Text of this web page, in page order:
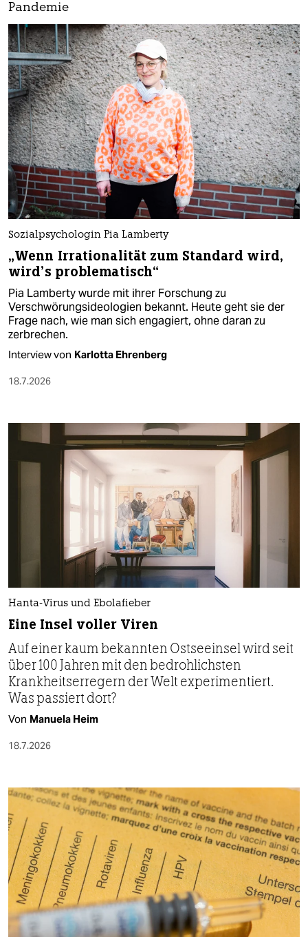
Pandemie
Sozialpsychologin Pia Lamberty
„Wenn Irrationalität zum Standard wird,
wird’s problematisch“
Pia Lamberty wurde mit ihrer Forschung zu
Verschwörungsideologien bekannt. Heute geht sie der
Frage nach, wie man sich engagiert, ohne daran zu
zerbrechen.
Interview von Karlotta Ehrenberg
18.7.2026
Hanta-Virus und Ebolafieber
Eine Insel voller Viren
Auf einer kaum bekannten Ostseeinsel wird seit
über 100 Jahren mit den bedrohlichsten
Krankheitserregern der Welt experimentiert.
Was passiert dort?
Von Manuela Heim
18.7.2026